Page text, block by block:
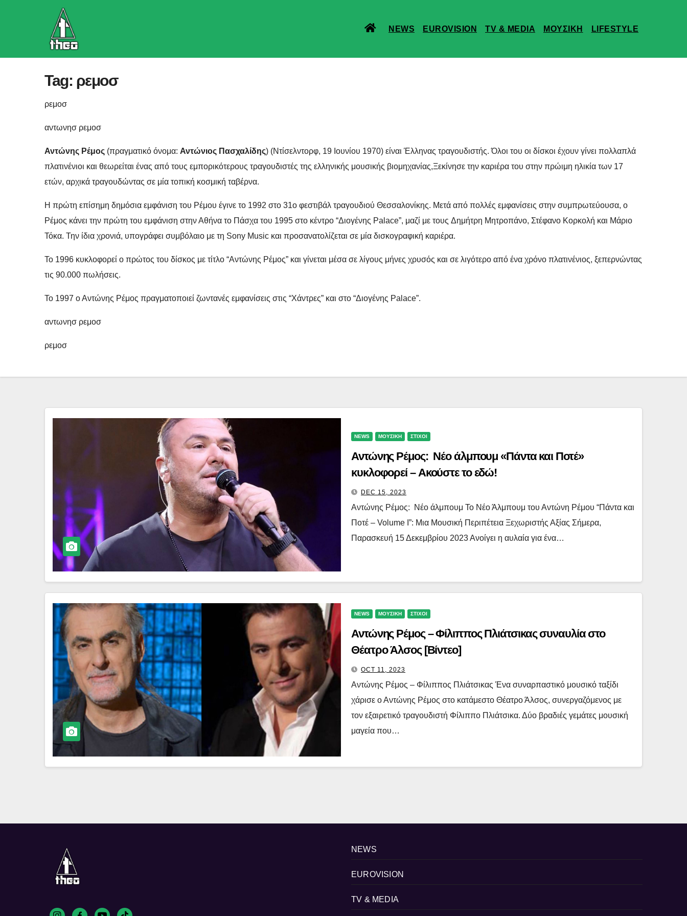
NEWS EUROVISION TV & MEDIA ΜΟΥΣΙΚΗ LIFESTYLE
Tag: ρεμοσ
ρεμοσ
αντωνησ ρεμοσ
Αντώνης Ρέμος (πραγματικό όνομα: Αντώνιος Πασχαλίδης) (Ντίσελντορφ, 19 Ιουνίου 1970) είναι Έλληνας τραγουδιστής. Όλοι του οι δίσκοι έχουν γίνει πολλαπλά
πλατινένιοι και θεωρείται ένας από τους εμπορικότερους τραγουδιστές της ελληνικής μουσικής βιομηχανίας,Ξεκίνησε την καριέρα του στην πρώιμη ηλικία των 17
ετών, αρχικά τραγουδώντας σε μία τοπική κοσμική ταβέρνα.
Η πρώτη επίσημη δημόσια εμφάνιση του Ρέμου έγινε το 1992 στο 31ο φεστιβάλ τραγουδιού Θεσσαλονίκης. Μετά από πολλές εμφανίσεις στην συμπρωτεύουσα, ο
Ρέμος κάνει την πρώτη του εμφάνιση στην Αθήνα το Πάσχα του 1995 στο κέντρο “Διογένης Palace”, μαζί με τους Δημήτρη Μητροπάνο, Στέφανο Κορκολή και Μάριο
Τόκα. Την ίδια χρονιά, υπογράφει συμβόλαιο με τη Sony Music και προσανατολίζεται σε μία δισκογραφική καριέρα.
Το 1996 κυκλοφορεί ο πρώτος του δίσκος με τίτλο “Αντώνης Ρέμος” και γίνεται μέσα σε λίγους μήνες χρυσός και σε λιγότερο από ένα χρόνο πλατινένιος, ξεπερνώντας
τις 90.000 πωλήσεις.
Το 1997 ο Αντώνης Ρέμος πραγματοποιεί ζωντανές εμφανίσεις στις “Χάντρες” και στο “Διογένης Palace”.
αντωνησ ρεμοσ
ρεμοσ
NEWS ΜΟΥΣΙΚΗ ΣΤΙΧΟΙ
Αντώνης Ρέμος: Νέο άλμπουμ «Πάντα και Ποτέ»
κυκλοφορεί – Ακούστε το εδώ!
DEC 15, 2023
Αντώνης Ρέμος: Νέο άλμπουμ Το Νέο Άλμπουμ του Αντώνη Ρέμου “Πάντα και
Ποτέ – Volume I”: Μια Μουσική Περιπέτεια Ξεχωριστής Αξίας Σήμερα,
Παρασκευή 15 Δεκεμβρίου 2023 Ανοίγει η αυλαία για ένα…
NEWS ΜΟΥΣΙΚΗ ΣΤΙΧΟΙ
Αντώνης Ρέμος – Φίλιππος Πλιάτσικας συναυλία στο
Θέατρο Άλσος [Βίντεο]
OCT 11, 2023
Αντώνης Ρέμος – Φίλιππος Πλιάτσικας Ένα συναρπαστικό μουσικό ταξίδι
χάρισε ο Αντώνης Ρέμος στο κατάμεστο Θέατρο Άλσος, συνεργαζόμενος με
τον εξαιρετικό τραγουδιστή Φίλιππο Πλιάτσικα. Δύο βραδιές γεμάτες μουσική
μαγεία που…
NEWS
EUROVISION
TV & MEDIA